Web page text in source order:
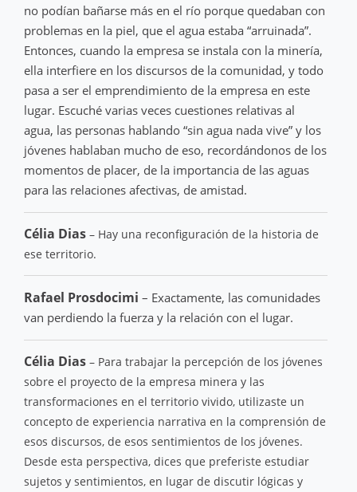
no podían bañarse más en el río porque quedaban con
problemas en la piel, que el agua estaba “arruinada”.
Entonces, cuando la empresa se instala con la minería,
ella interfiere en los discursos de la comunidad, y todo
pasa a ser el emprendimiento de la empresa en este
lugar. Escuché varias veces cuestiones relativas al
agua, las personas hablando “sin agua nada vive” y los
jóvenes hablaban mucho de eso, recordándonos de los
momentos de placer, de la importancia de las aguas
para las relaciones afectivas, de amistad.
Célia Dias – Hay una reconfiguración de la historia de
ese territorio.
Rafael Prosdocimi – Exactamente, las comunidades
van perdiendo la fuerza y la relación con el lugar.
Célia Dias – Para trabajar la percepción de los jóvenes
sobre el proyecto de la empresa minera y las
transformaciones en el territorio vivido, utilizaste un
concepto de experiencia narrativa en la comprensión de
esos discursos, de esos sentimientos de los jóvenes.
Desde esta perspectiva, dices que preferiste estudiar
sujetos y sentimientos, en lugar de discutir lógicas y